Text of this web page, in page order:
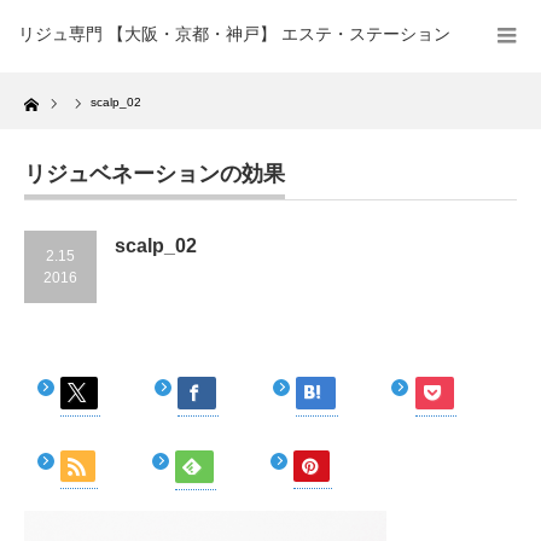
リジュ専門 【大阪・京都・神戸】 エステ・ステーション
Home scalp_02
リジュベネーションの効果
2.15
2016
scalp_02